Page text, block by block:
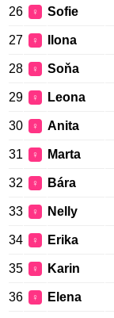
26 ♀ Sofie
27 ♀ Ilona
28 ♀ Soňa
29 ♀ Leona
30 ♀ Anita
31 ♀ Marta
32 ♀ Bára
33 ♀ Nelly
34 ♀ Erika
35 ♀ Karin
36 ♀ Elena